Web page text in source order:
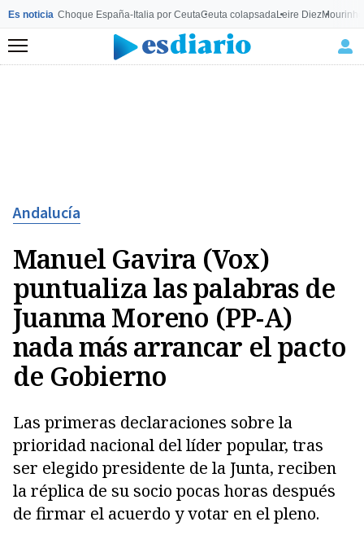
Es noticia Choque España-Italia por CeutaCeuta colapsadaLeire Diez
Menú
Andalucía
Manuel Gavira (Vox)
puntualiza las palabras de
Juanma Moreno (PP-A)
nada más arrancar el pacto
de Gobierno
Las primeras declaraciones sobre la
prioridad nacional del líder popular, tras
ser elegido presidente de la Junta, reciben
la réplica de su socio pocas horas después
de firmar el acuerdo y votar en el pleno.